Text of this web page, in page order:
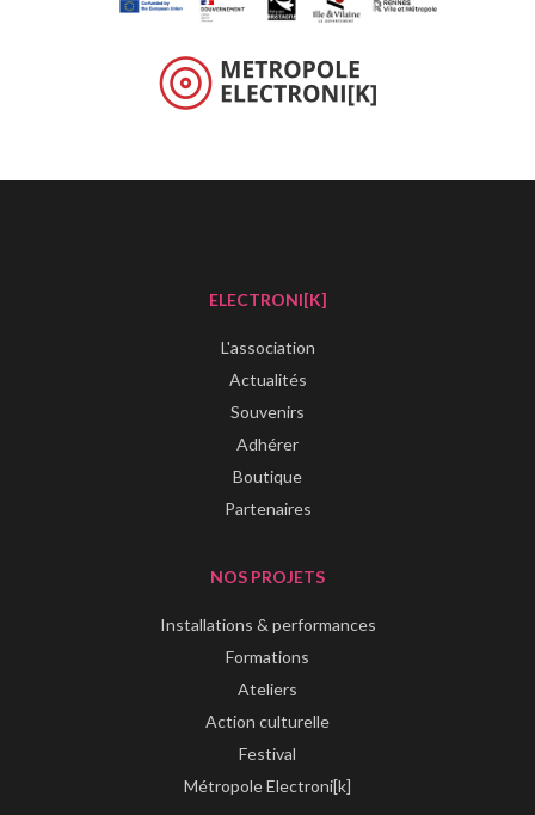
ELECTRONI[K]
L'association
Actualités
Souvenirs
Adhérer
Boutique
Partenaires
NOS PROJETS
Installations & performances
Formations
Ateliers
Action culturelle
Festival
Métropole Electroni[k]